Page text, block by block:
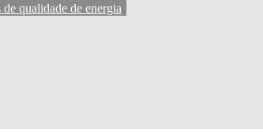
de qualidade de energia